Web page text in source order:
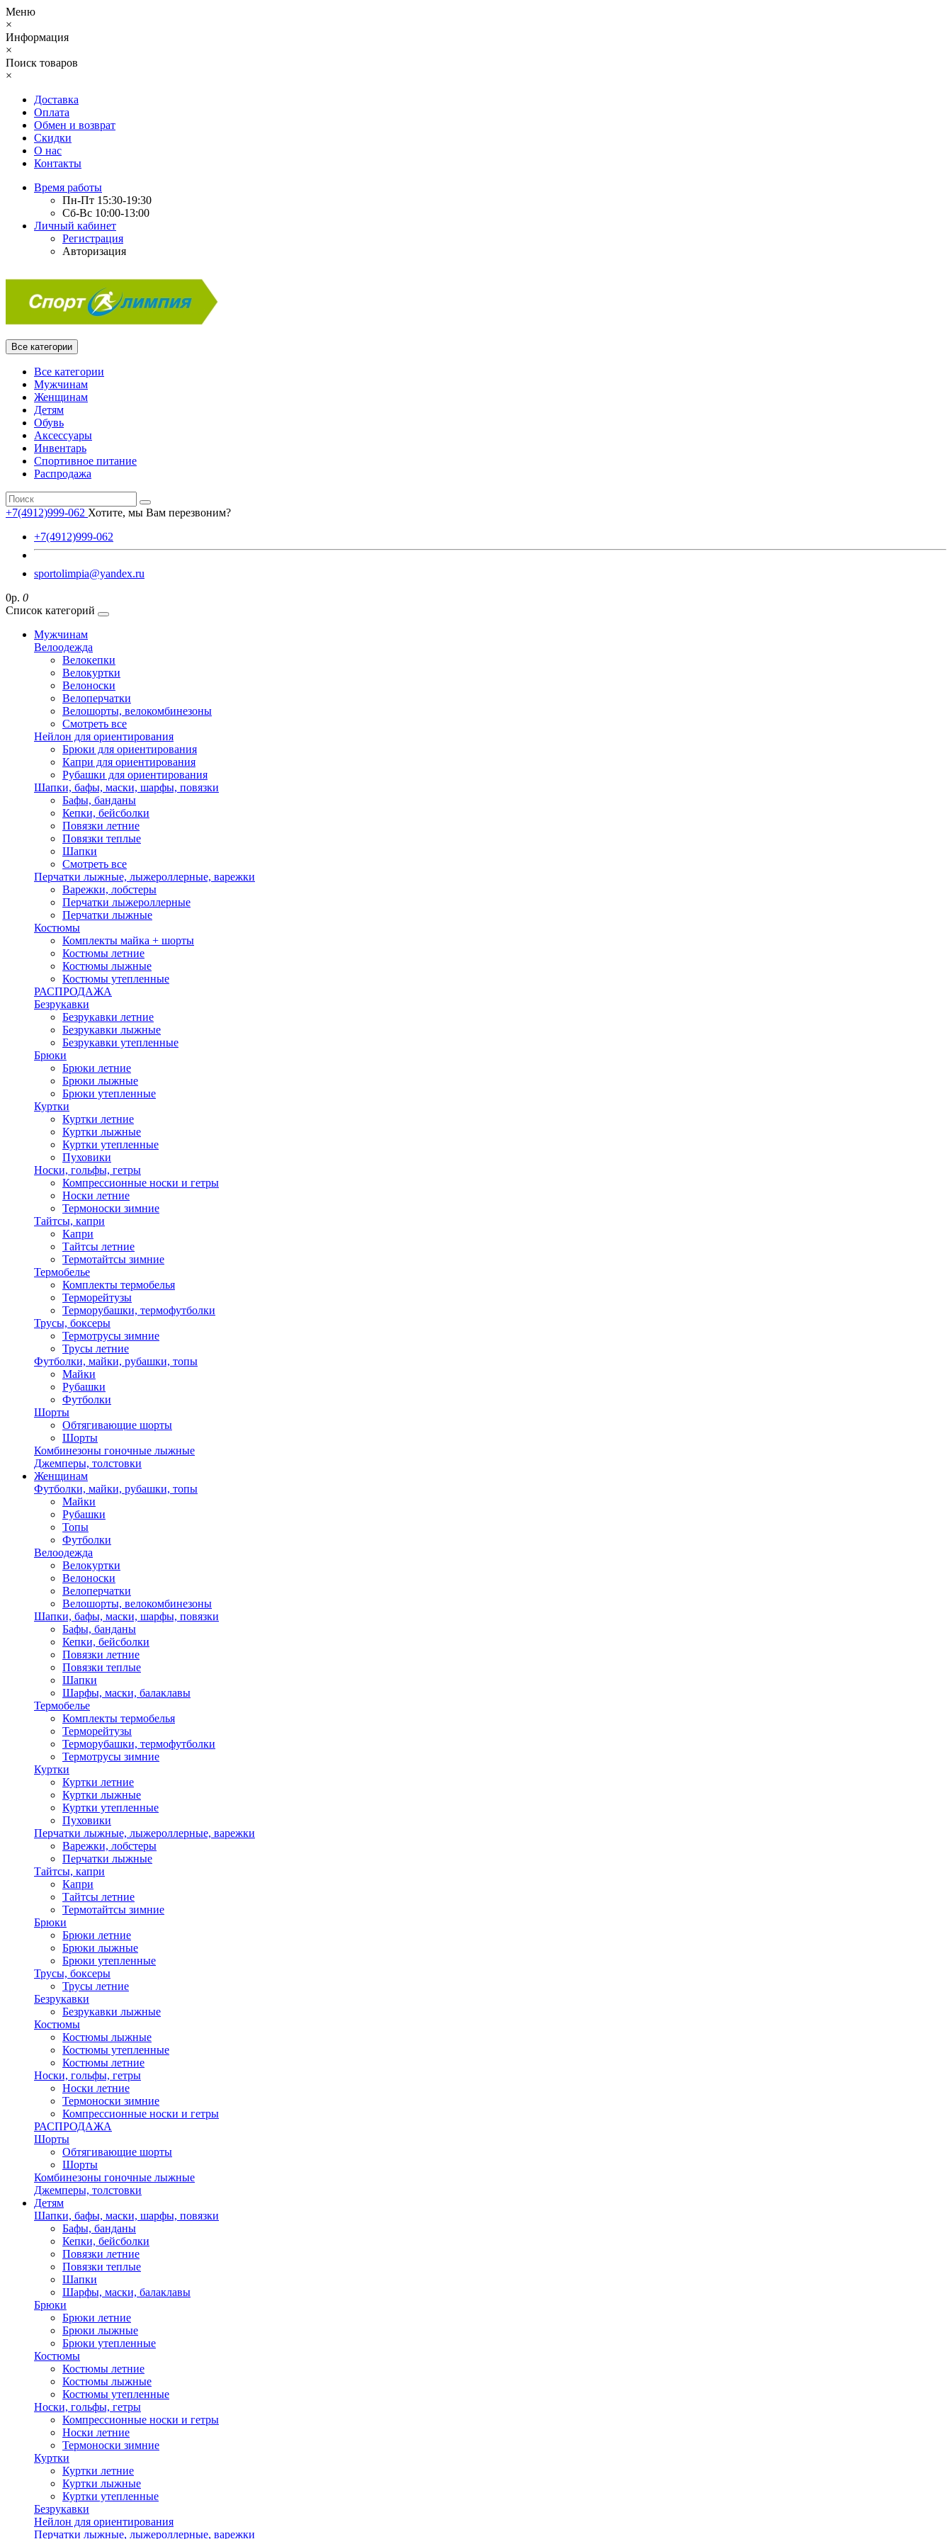
Меню
×
Информация
×
Поиск товаров
×
Доставка
Оплата
Обмен и возврат
Скидки
О нас
Контакты
Время работы
Пн-Пт 15:30-19:30
Сб-Вс 10:00-13:00
Личный кабинет
Регистрация
Авторизация
Все категории
Все категории
Мужчинам
Женщинам
Детям
Обувь
Аксессуары
Инвентарь
Спортивное питание
Распродажа
+7(4912)999-062 Хотите, мы Вам перезвоним?
+7(4912)999-062
sportolimpia@yandex.ru
0р. 0
Список категорий
Мужчинам
Велоодежда
Велокепки
Велокуртки
Велоноски
Велоперчатки
Велошорты, велокомбинезоны
Смотреть все
Нейлон для ориентирования
Брюки для ориентирования
Капри для ориентирования
Рубашки для ориентирования
Шапки, бафы, маски, шарфы, повязки
Бафы, банданы
Кепки, бейсболки
Повязки летние
Повязки теплые
Шапки
Смотреть все
Перчатки лыжные, лыжероллерные, варежки
Варежки, лобстеры
Перчатки лыжероллерные
Перчатки лыжные
Костюмы
Комплекты майка + шорты
Костюмы летние
Костюмы лыжные
Костюмы утепленные
РАСПРОДАЖА
Безрукавки
Безрукавки летние
Безрукавки лыжные
Безрукавки утепленные
Брюки
Брюки летние
Брюки лыжные
Брюки утепленные
Куртки
Куртки летние
Куртки лыжные
Куртки утепленные
Пуховики
Носки, гольфы, гетры
Компрессионные носки и гетры
Носки летние
Термоноски зимние
Тайтсы, капри
Капри
Тайтсы летние
Термотайтсы зимние
Термобелье
Комплекты термобелья
Терморейтузы
Терморубашки, термофутболки
Трусы, боксеры
Термотрусы зимние
Трусы летние
Футболки, майки, рубашки, топы
Майки
Рубашки
Футболки
Шорты
Обтягивающие шорты
Шорты
Комбинезоны гоночные лыжные
Джемперы, толстовки
Женщинам
Футболки, майки, рубашки, топы
Майки
Рубашки
Топы
Футболки
Велоодежда
Велокуртки
Велоноски
Велоперчатки
Велошорты, велокомбинезоны
Шапки, бафы, маски, шарфы, повязки
Бафы, банданы
Кепки, бейсболки
Повязки летние
Повязки теплые
Шапки
Шарфы, маски, балаклавы
Термобелье
Комплекты термобелья
Терморейтузы
Терморубашки, термофутболки
Термотрусы зимние
Куртки
Куртки летние
Куртки лыжные
Куртки утепленные
Пуховики
Перчатки лыжные, лыжероллерные, варежки
Варежки, лобстеры
Перчатки лыжные
Тайтсы, капри
Капри
Тайтсы летние
Термотайтсы зимние
Брюки
Брюки летние
Брюки лыжные
Брюки утепленные
Трусы, боксеры
Трусы летние
Безрукавки
Безрукавки лыжные
Костюмы
Костюмы лыжные
Костюмы утепленные
Костюмы летние
Носки, гольфы, гетры
Носки летние
Термоноски зимние
Компрессионные носки и гетры
РАСПРОДАЖА
Шорты
Обтягивающие шорты
Шорты
Комбинезоны гоночные лыжные
Джемперы, толстовки
Детям
Шапки, бафы, маски, шарфы, повязки
Бафы, банданы
Кепки, бейсболки
Повязки летние
Повязки теплые
Шапки
Шарфы, маски, балаклавы
Брюки
Брюки летние
Брюки лыжные
Брюки утепленные
Костюмы
Костюмы летние
Костюмы лыжные
Костюмы утепленные
Носки, гольфы, гетры
Компрессионные носки и гетры
Носки летние
Термоноски зимние
Куртки
Куртки летние
Куртки лыжные
Куртки утепленные
Безрукавки
Нейлон для ориентирования
Перчатки лыжные, лыжероллерные, варежки